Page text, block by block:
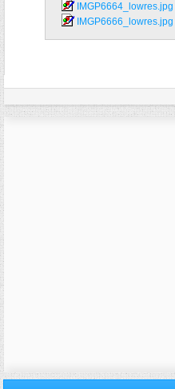
IMGP6664_lowres.jpg‎
IMGP6666_lowres.jpg‎